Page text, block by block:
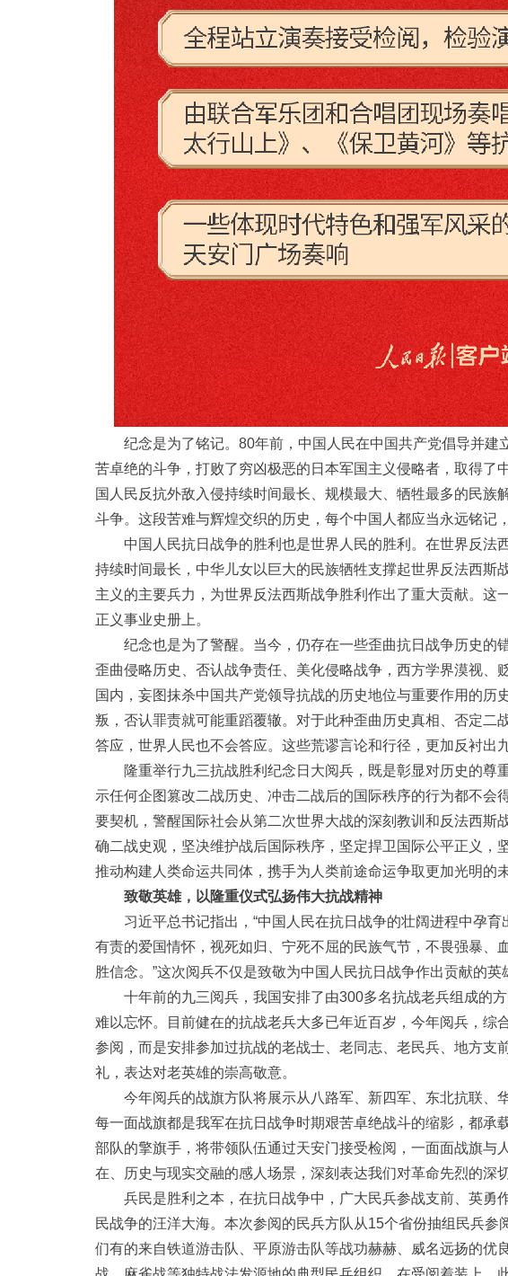
纪念是为了铭记。80年前，中国人民在中国共产党倡导并
苦卓绝的斗争，打败了穷凶极恶的日本军国主义侵略者，取得了
国人民反抗外敌入侵持续时间最长、规模最大、牺牲最多的民族
斗争。这段苦难与辉煌交织的历史，每个中国人都应当永远铭记
中国人民抗日战争的胜利也是世界人民的胜利。在世界反法
持续时间最长，中华儿女以巨大的民族牺牲支撑起世界反法西斯
主义的主要兵力，为世界反法西斯战争胜利作出了重大贡献。这
正义事业史册上。
纪念也是为了警醒。当今，仍存在一些歪曲抗日战争历史的
歪曲侵略历史、否认战争责任、美化侵略战争，西方学界漠视、
国内，妄图抹杀中国共产党领导抗战的历史地位与重要作用的历
叛，否认罪责就可能重蹈覆辙。对于此种歪曲历史真相、否定二
答应，世界人民也不会答应。这些荒谬言论和行径，更加反衬出
隆重举行九三抗战胜利纪念日大阅兵，既是彰显对历史的尊
示任何企图篡改二战历史、冲击二战后的国际秩序的行为都不会
要契机，警醒国际社会从第二次世界大战的深刻教训和反法西斯
确二战史观，坚决维护战后国际秩序，坚定捍卫国际公平正义，
推动构建人类命运共同体，携手为人类前途命运争取更加光明的未
致敬英雄，以隆重仪式弘扬伟大抗战精神
习近平总书记指出，“中国人民在抗日战争的壮阔进程中孕
有责的爱国情怀，视死如归、宁死不屈的民族气节，不畏强暴、
胜信念。”这次阅兵不仅是致敬为中国人民抗日战争作出贡献的英
十年前的九三阅兵，我国安排了由300多名抗战老兵组成的
难以忘怀。目前健在的抗战老兵大多已年近百岁，今年阅兵，综
参阅，而是安排参加过抗战的老战士、老同志、老民兵、地方支
礼，表达对老英雄的崇高敬意。
今年阅兵的战旗方队将展示从八路军、新四军、东北抗联、
每一面战旗都是我军在抗日战争时期艰苦卓绝战斗的缩影，都承
部队的擎旗手，将带领队伍通过天安门接受检阅，一面面战旗与
在、历史与现实交融的感人场景，深刻表达我们对革命先烈的深
兵民是胜利之本，在抗日战争中，广大民兵参战支前、英勇
民战争的汪洋大海。本次参阅的民兵方队从15个省份抽组民兵
们有的来自铁道游击队、平原游击队等战功赫赫、威名远扬的优